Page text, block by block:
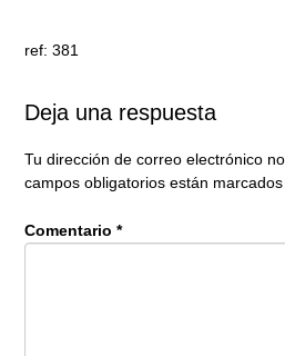
ref: 381
Deja una respuesta
Tu dirección de correo electrónico
campos obligatorios están marcados
Comentario *